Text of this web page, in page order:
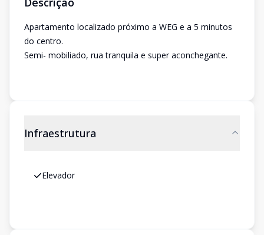
Apartamento localizado próximo a WEG e a 5 minutos
do centro.
Semi- mobiliado, rua tranquila e super aconchegante.
Infraestrutura
Elevador